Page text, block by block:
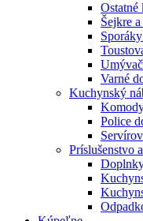
Ostatné
Šejkre
Varné
Kuchynský
Police
Príslušenstvo